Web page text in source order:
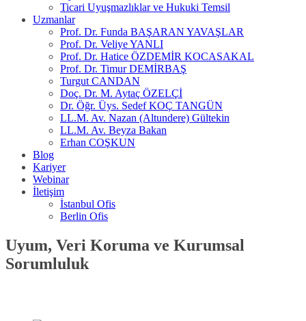
Ticari Uyuşmazlıklar ve Hukuki Temsil
Uzmanlar
Prof. Dr. Funda BAŞARAN YAVAŞLAR
Prof. Dr. Veliye YANLI
Prof. Dr. Hatice ÖZDEMİR KOCASAKAL
Prof. Dr. Timur DEMİRBAŞ
Turgut CANDAN
Doç. Dr. M. Aytaç ÖZELÇİ
Dr. Öğr. Üys. Sedef KOÇ TANGÜN
LL.M. Av. Nazan (Altundere) Gültekin
LL.M. Av. Beyza Bakan
Erhan COŞKUN
Blog
Kariyer
Webinar
İletişim
İstanbul Ofis
Berlin Ofis
Uyum, Veri Koruma ve Kurumsal
Sorumluluk